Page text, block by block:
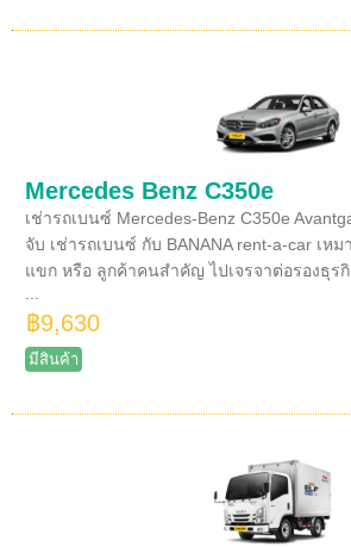
Mercedes Benz C350e
เช่ารถเบนซ์ Mercedes-Benz C350e
จับ เช่ารถเบนซ์ กับ BANANA rent-a-car เห
แขก หรือ ลูกค้าคนสำคัญ ไปเจรจาต่อรองธุร
฿9,630
มีสินค้า